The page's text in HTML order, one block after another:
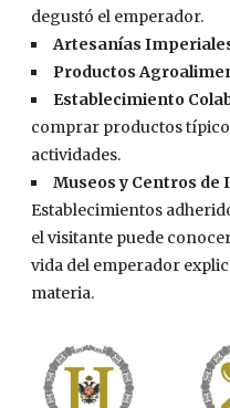
degustó el emperador.
Artesanías
Productos
Establecimiento
comprar productos
actividades.
Museos y Centros
Establecimientos
el visitante puede
vida del emperador
materia.